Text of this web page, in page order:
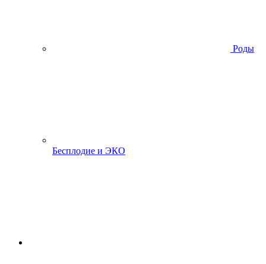
Роды
Бесплодие и ЭКО